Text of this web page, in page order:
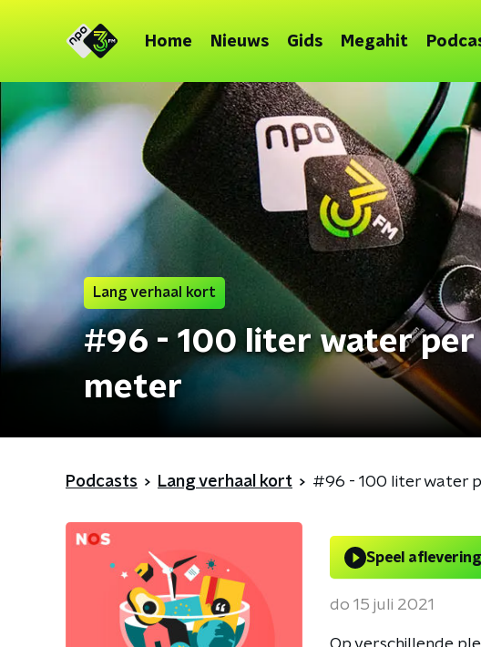
Home Nieuws Gids Megahit
Lang verhaal kort
#96 - 100 liter water
meter
Podcasts Lang verhaal kort #96 - 100 liter water
Speel
do 15 juli 2021